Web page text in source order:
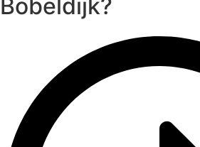
Bobeldijk?